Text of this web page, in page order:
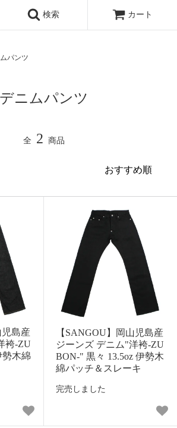
検索 カート
パンツ
デニムパンツ
全 2 商品
児島産
袴-ZU
勢木綿
【SANGOU】岡山児島産
ジーンズ デニム"洋袴-ZU
BON-" 黒々 13.5oz 伊勢木
綿パッチ＆スレーキ
完売しました